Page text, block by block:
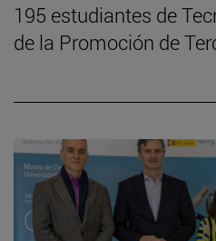
195 estudiantes de
de la Promoción de